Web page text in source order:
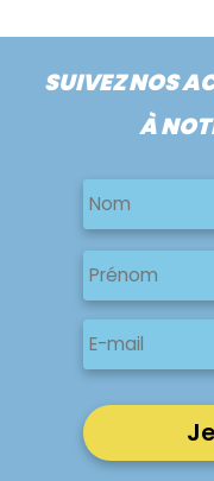
SUIVEZ NOS
À
Nom
Nom
Nom
Prénom
E-
mail